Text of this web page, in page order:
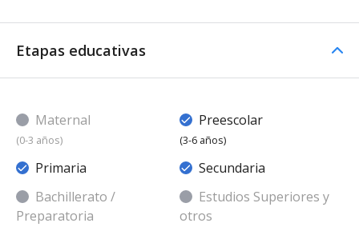
Etapas educativas
Maternal
(0-3 años)
Preescolar
(3-6 años)
Primaria
Secundaria
Bachillerato /
Preparatoria
Estudios Superiores y
otros